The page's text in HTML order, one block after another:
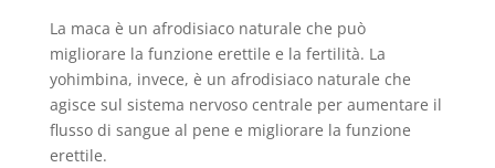
La maca è un afrodisiaco naturale che può
migliorare la funzione erettile e la fertilità. La
yohimbina, invece, è un afrodisiaco naturale che
agisce sul sistema nervoso centrale per aumentare il
flusso di sangue al pene e migliorare la funzione
erettile.